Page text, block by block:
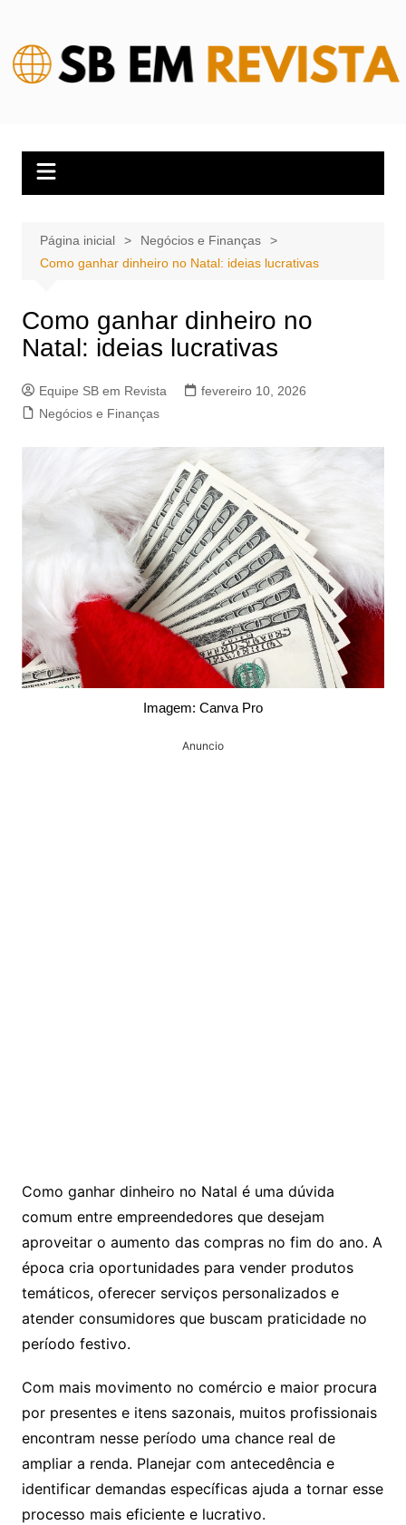
conteúdo
Página inicial
Negócios e Finanças
Como ganhar dinheiro no Natal: ideias lucrativas
Como ganhar dinheiro no
Natal: ideias lucrativas
Equipe SB em Revista
fevereiro 10, 2026
Negócios e Finanças
Imagem: Canva Pro
Anuncio
Como ganhar dinheiro no Natal é uma dúvida
comum entre empreendedores que desejam
aproveitar o aumento das compras no fim do ano. A
época cria oportunidades para vender produtos
temáticos, oferecer serviços personalizados e
atender consumidores que buscam praticidade no
período festivo.
Com mais movimento no comércio e maior procura
por presentes e itens sazonais, muitos profissionais
encontram nesse período uma chance real de
ampliar a renda. Planejar com antecedência e
identificar demandas específicas ajuda a tornar esse
processo mais eficiente e lucrativo.